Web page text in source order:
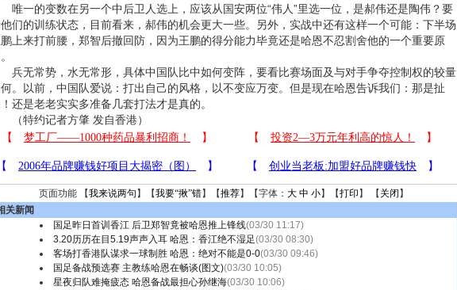
一的变数在另一个中后卫人选上，应该从国安两位“伟人”里选一位，是郝伟还是陶伟？要
们的训练状态，目前看来，郝伟的机会更大一些。另外，实战中还有这样一个可能：下半场
上来打前腰，郑智后撤回防，因为王鹏的得分能力毕竟还是哈恩不忍割舍他的一个重要原
无常势，水无常形，具体中国队比中如何变阵，要看比赛场面及与对手争夺控制权的较量
。以前，中国队爱说：打出自己的风格，以不变应万变。但是现在哈恩告诉我们：那是扯
还是老老实实多准备几套打法才是真的。
特约记者方肇 发自香港）
页面功能 【我来说两句 】【我要“揪”错】【推荐】【字体： 大 中 小】【打印 】 【 关闭 】
关新闻
国足昨日首训香江 后卫郑智竟被哈恩推上锋线(03/30 11:17)
3.20历历在目5.19声声入耳 哈恩：香江绝不湿足(03/30 08:30)
客场打香港队谋求一球制胜 哈恩：绝对不能是0-0(03/30 09:46)
国足备战预选赛 主教练哈恩在畅谈(图文)(03/30 10:05)
星夜归队难掩疲态 哈恩备战最担心孙继海(03/30 10:06)